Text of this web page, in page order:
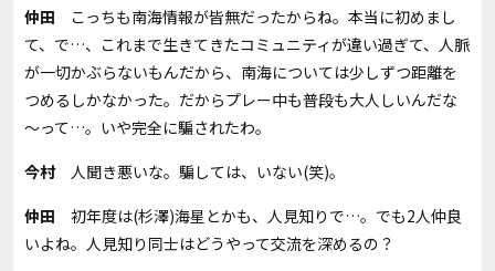
仲田 こっちも南海情報が皆無だったからね。本当に初めまし
て、で…、これまで生きてきたコミュニティが違い過ぎて、人脈
が一切かぶらないもんだから、南海については少しずつ距離を
つめるしかなかった。だからプレー中も普段も大人しいんだな
～って…。いや完全に騙されたわ。
今村人聞き悪いな。騙しては、いない(笑)。
仲田 初年度は(杉澤)海星とかも、人見知りで…。でも2人仲良
いよね。人見知り同士はどうやって交流を深めるの？